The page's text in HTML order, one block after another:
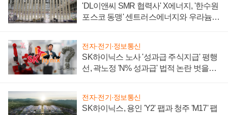
'DL이앤씨 SMR 협력사' X에너지, '한수원
포스코 동맹' 센트러스에너지와 우라늄
전자·전기·정보통신
SK하이닉스 노사 '성과급 주식지급' 평행
선, 곽노정 'N% 성과급' 법적 논란 벗을지
전자·전기·정보통신
SK하이닉스, 용인 'Y2' 팹과 청주 'M17' 팹